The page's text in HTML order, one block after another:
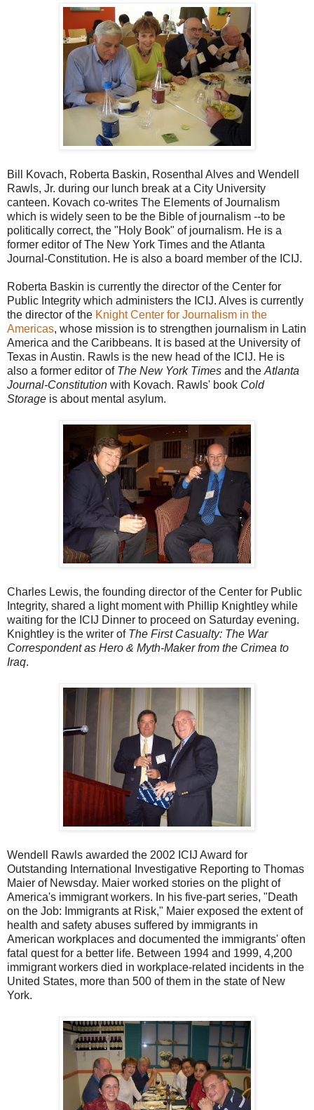
Bill Kovach, Roberta Baskin, Rosenthal Alves and Wendell
Rawls, Jr. during our lunch break at a City University
canteen. Kovach co-writes The Elements of Journalism
which is widely seen to be the Bible of journalism --to be
politically correct, the "Holy Book" of journalism. He is a
former editor of The New York Times and the Atlanta
Journal-Constitution. He is also a board member of the ICIJ.
Roberta Baskin is currently the director of the Center for
Public Integrity which administers the ICIJ. Alves is currently
the director of the Knight Center for Journalism in the
Americas, whose mission is to strengthen journalism in Latin
America and the Caribbeans. It is based at the University of
Texas in Austin. Rawls is the new head of the ICIJ. He is
also a former editor of The New York Times and the Atlanta
Journal-Constitution with Kovach. Rawls' book Cold
Storage is about mental asylum.
Charles Lewis, the founding director of the Center for Public
Integrity, shared a light moment with Phillip Knightley while
waiting for the ICIJ Dinner to proceed on Saturday evening.
Knightley is the writer of The First Casualty: The War
Correspondent as Hero & Myth-Maker from the Crimea to
Iraq.
Wendell Rawls awarded the 2002 ICIJ Award for
Outstanding International Investigative Reporting to Thomas
Maier of Newsday. Maier worked stories on the plight of
America's immigrant workers. In his five-part series, "Death
on the Job: Immigrants at Risk," Maier exposed the extent of
health and safety abuses suffered by immigrants in
American workplaces and documented the immigrants' often
fatal quest for a better life. Between 1994 and 1999, 4,200
immigrant workers died in workplace-related incidents in the
United States, more than 500 of them in the state of New
York.